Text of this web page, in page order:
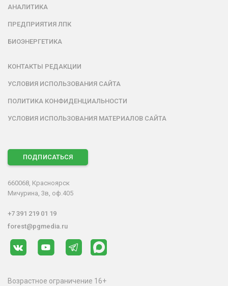
АНАЛИТИКА
ПРЕДПРИЯТИЯ ЛПК
БИОЭНЕРГЕТИКА
КОНТАКТЫ РЕДАКЦИИ
УСЛОВИЯ ИСПОЛЬЗОВАНИЯ САЙТА
ПОЛИТИКА КОНФИДЕНЦИАЛЬНОСТИ
УСЛОВИЯ ИСПОЛЬЗОВАНИЯ МАТЕРИАЛОВ САЙТА
ПОДПИСАТЬСЯ
660068, Красноярск
Мичурина, 3в, оф.405
+7 391 219 01 19
forest@pgmedia.ru
Возрастное ограничение 16+